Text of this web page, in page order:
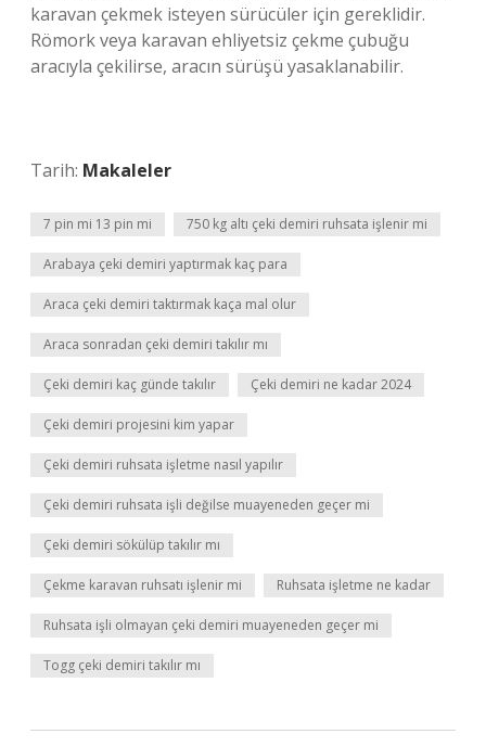
karavan çekmek isteyen sürücüler için gereklidir.
Römork veya karavan ehliyetsiz çekme çubuğu
aracıyla çekilirse, aracın sürüşü yasaklanabilir.
Tarih: Makaleler
7 pin mi 13 pin mi 750 kg altı çeki demiri ruhsata işlenir mi
Arabaya çeki demiri yaptırmak kaç para
Araca çeki demiri taktırmak kaça mal olur
Araca sonradan çeki demiri takılır mı
Çeki demiri kaç günde takılır Çeki demiri ne kadar 2024
Çeki demiri projesini kim yapar
Çeki demiri ruhsata işletme nasıl yapılır
Çeki demiri ruhsata işli değilse muayeneden geçer mi
Çeki demiri sökülüp takılır mı
Çekme karavan ruhsatı işlenir mi Ruhsata işletme ne kadar
Ruhsata işli olmayan çeki demiri muayeneden geçer mi
Togg çeki demiri takılır mı